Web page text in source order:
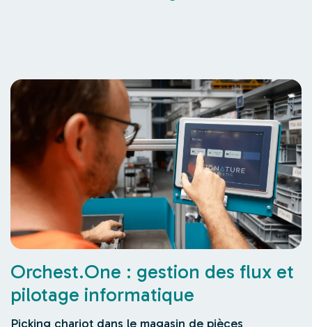
Orchest.One : gestion des flux et
pilotage informatique
Picking chariot dans le magasin de pièces